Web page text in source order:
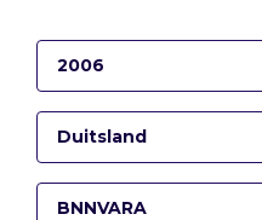
2006
Duitsland
BNNVARA